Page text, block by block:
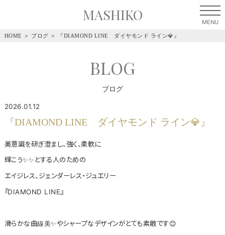
MASHIKO
HOME ＞ ブログ ＞ 『DIAMOND LINE ダイヤモンド ライン💎』
BLOG
ブログ
2026.01.12
『DIAMOND LINE ダイヤモンド ライン💎』
美意識を研ぎ澄まし、強く、柔軟に
輝こう✨✨とする人のための
エイジレス、ジェンダーレス・ジュエリー
『DIAMOND LINE』
滑らかな曲線美✨やシャープなデザインがとても素敵です😊